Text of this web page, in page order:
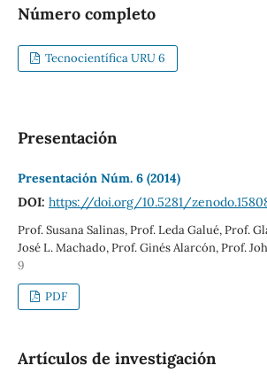
Número completo
Tecnocientífica URU 6
Presentación
Presentación Núm. 6 (2014)
DOI: https://doi.org/10.5281/
Prof. Susana Salinas, Prof. Leda Galué, Prof.
José L. Machado, Prof. Ginés Alarcón, Prof.
9
PDF
Artículos de investigación